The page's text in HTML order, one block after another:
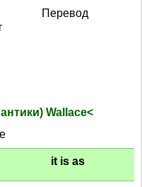
Перевод
Wallace<
it is as